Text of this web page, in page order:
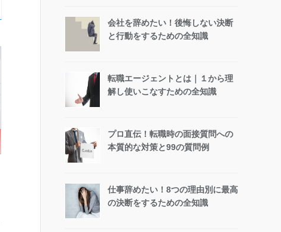
会社を辞めたい！後悔しない決断
と行動をするための全知識
転職エージェントとは｜１から理
解し使いこなすための全知識
プロ直伝！転職時の面接質問への
本質的な対策と99の質問例
仕事辞めたい！8つの理由別に最高
の決断をするための全知識